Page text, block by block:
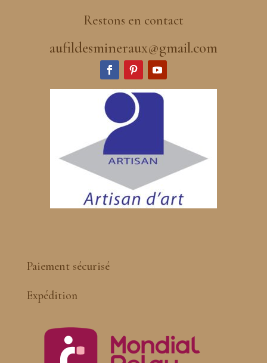
Restons en contact
aufildesmineraux@gmail.com
Paiement sécurisé
Expédition